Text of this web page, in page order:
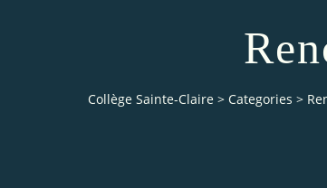
Collège Sainte-Claire > Categories >